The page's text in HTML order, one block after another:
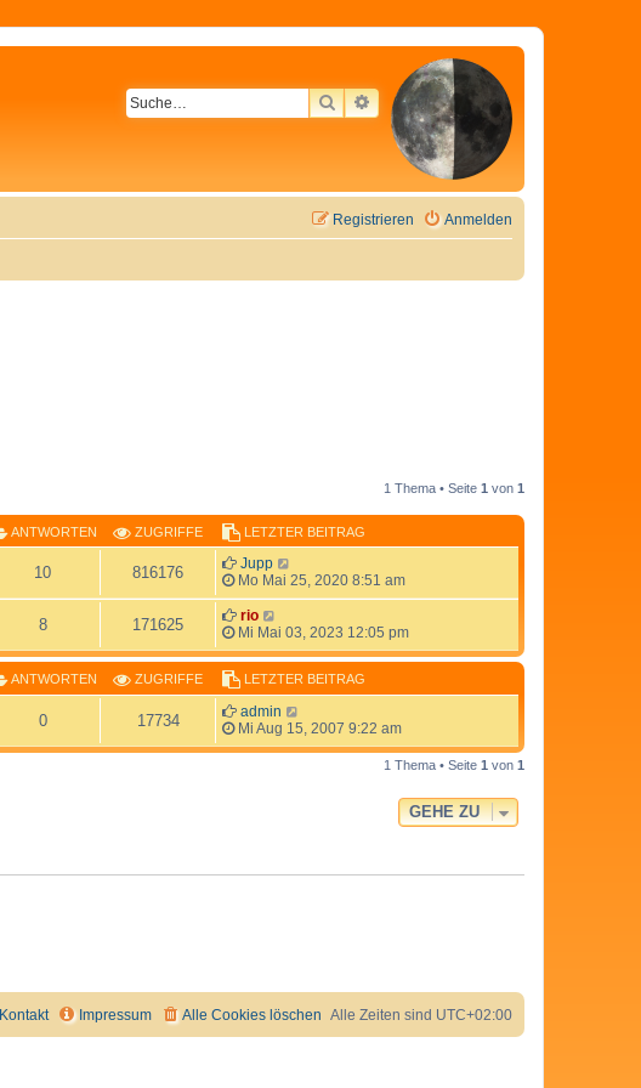
SUCHEERWEITERTE SUCHE
Anmelden
Registrieren
1 Thema • Seite 1 von 1
ANTWORTEN ZUGRIFFE LETZTER BEITRAG
10 816176
Jupp
Mo Mai 25, 2020 8:51 am
8 171625
rio
Mi Mai 03, 2023 12:05 pm
ANTWORTEN ZUGRIFFE LETZTER BEITRAG
0 17734
admin
Mi Aug 15, 2007 9:22 am
1 Thema • Seite 1 von 1
GEHE ZU
Alle Zeiten sind UTC+02:00
Alle Cookies löschen
Impressum
Kontakt